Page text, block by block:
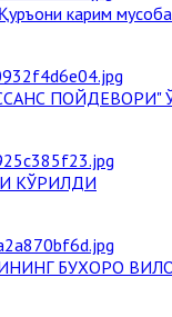
карим
КЎРИЛДИ
БУХОРО